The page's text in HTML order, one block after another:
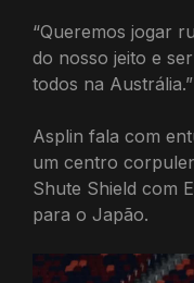
“Queremos jogar
do nosso jeito e
todos na Austrália.”
Asplin fala com
um centro
Shute Shield com
para o Japão.